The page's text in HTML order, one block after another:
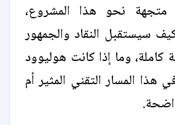
متجهة نحو هذا المشروع،
سيستقبل النقاد والجمهور
كاملة، وما إذا كانت هوليوود
المسار التقني المثير أم